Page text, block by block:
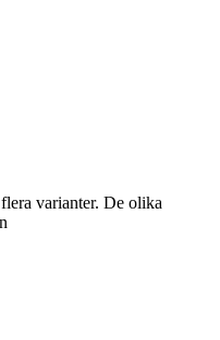
varianter. De olika